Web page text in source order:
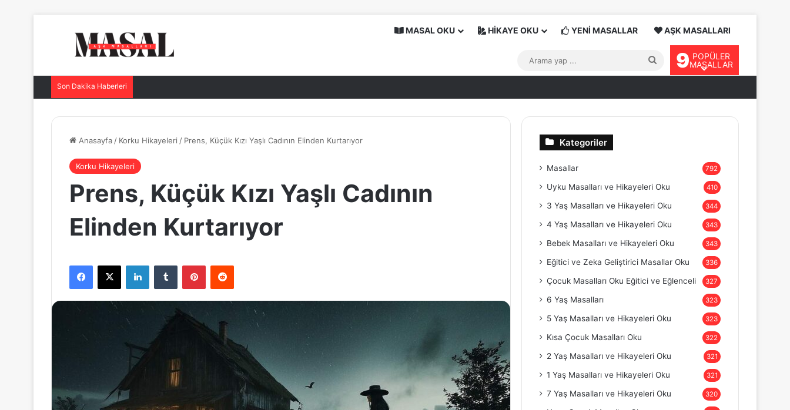
MASAL OKU HİKAYE OKU YENİ MASALLAR AŞK MASALLARI
Arama
...
9 POPÜLER
MASALLAR
Son Dakika Haberleri
Anasayfa / Korku Hikayeleri / Prens, Küçük Kızı Yaşlı Cadının Elinden Kurtarıyor
Korku Hikayeleri
Prens, Küçük Kızı Yaşlı Cadının
Elinden Kurtarıyor
Facebook
X LinkedInTumblr PinterestReddit
Kategoriler
Masallar 792
Uyku Masalları ve Hikayeleri Oku 410
3 Yaş Masalları ve Hikayeleri Oku 344
4 Yaş Masalları ve Hikayeleri Oku 343
Bebek Masalları ve Hikayeleri Oku 343
Eğitici ve Zeka Geliştirici Masallar Oku 336
Çocuk Masalları Oku Eğitici ve Eğlenceli 327
6 Yaş Masalları 323
5 Yaş Masalları ve Hikayeleri Oku 323
Kısa Çocuk Masalları Oku 322
2 Yaş Masalları ve Hikayeleri Oku 321
1 Yaş Masalları ve Hikayeleri Oku 321
7 Yaş Masalları ve Hikayeleri Oku 320